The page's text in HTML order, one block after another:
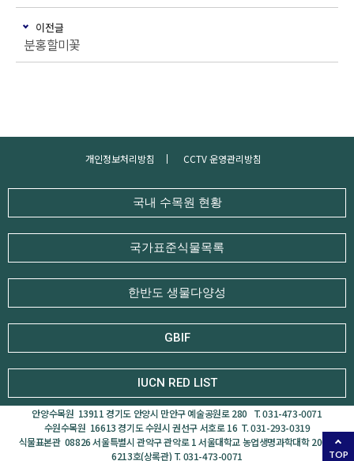
이전글
분홍할미꽃
TOP
개인정보처리방침 CCTV 운영관리방침
국내 수목원 현황
국가표준식물목록
한반도 생물다양성
GBIF
IUCN RED LIST
안양수목원 13911 경기도 안양시 만안구 예술공원로 280 T. 031-473-0071
수원수목원 16613 경기도 수원시 권선구 서호로 16 T. 031-293-0319
식물표본관 08826 서울특별시 관악구 관악로 1 서울대학교 농업생명과학대학 200동
6213호(상록관) T. 031-473-0071